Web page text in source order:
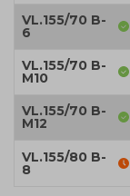
VL.155/70 B-
6
VL.155/70 B-
M10
VL.155/70 B-
M12
VL.155/80 B-
8